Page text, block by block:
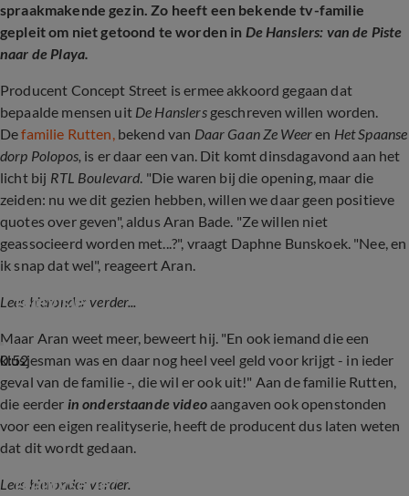
spraakmakende gezin. Zo heeft een bekende tv-familie
gepleit om niet getoond te worden in De Hanslers: van de Piste
naar de Playa.
Producent Concept Street is ermee akkoord gegaan dat
bepaalde mensen uit De Hanslersgeschreven willen worden.
Defamilie Rutten,bekend van Daar Gaan Ze Weeren Het Spaanse
dorp Polopos, is er daar een van. Dit komt dinsdagavond aan het
licht bij RTL Boulevard. "Die waren bij die opening, maar die
zeiden: nu we dit gezien hebben, willen we daar geen positieve
quotes over geven", aldus Aran Bade. "Ze willen niet
geassocieerd worden met...?", vraagt Daphne Bunskoek. "Nee, en
ik snap dat wel", reageert Aran.
Lees hieronder verder...
0:52
Tina Nijkamp vindt De Hanslers 'vermakelijke
televisie'
Maar Aran weet meer, beweert hij. "En ook iemand die een
klusjesman was en daar nog heel veel geld voor krijgt - in ieder
geval van de familie -, die wil er ook uit!" Aan de familie Rutten,
die eerder in onderstaande videoaangaven ook openstonden
voor een eigen realityserie, heeft de producent dus laten weten
dat dit wordt gedaan.
Lees hieronder verder.
Krijgt de Polopos-familie Rutten een eigen
realityserie?